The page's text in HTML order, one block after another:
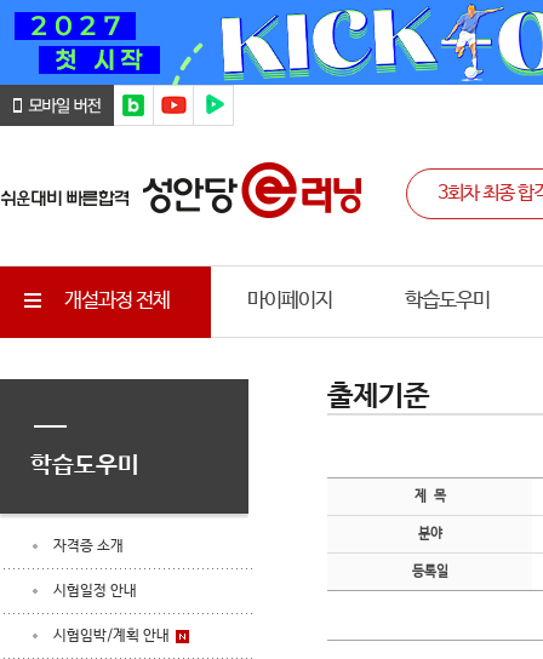
개설과정 전체 마이페이지 학습도우미
학습도우미
자격증 소개
시험일정 안내
시험임박/계획 안내
출제기준
제 목
분야
등록일